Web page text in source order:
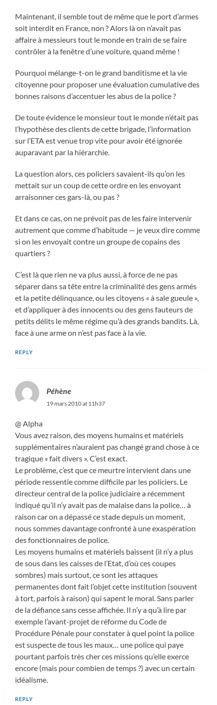
Maintenant, il semble tout de même que le port d’armes
soit interdit en France, non ? Alors là on n’avait pas
affaire à messieurs tout le monde en train de se faire
contrôler à la fenêtre d’une voiture, quand même !
Pourquoi mélange-t-on le grand banditisme et la vie
citoyenne pour proposer une évaluation cumulative des
bonnes raisons d’accentuer les abus de la police ?
De toute évidence le monsieur tout le monde n’était pas
l’hypothèse des clients de cette brigade, l’information
sur l’ETA est venue trop vite pour avoir été ignorée
auparavant par la hiérarchie.
La question alors, ces policiers savaient-ils qu’on les
mettait sur un coup de cette ordre en les envoyant
arraisonner ces gars-là, ou pas ?
Et dans ce cas, on ne prévoit pas de les faire intervenir
autrement que comme d’habitude — je veux dire comme
si on les envoyait contre un groupe de copains des
quartiers ?
C’est là que rien ne va plus aussi, à force de ne pas
séparer dans sa tête entre la criminalité des gens armés
et la petite délinquance, ou les citoyens « à sale gueule »,
et d’appliquer à des innocents ou des gens fauteurs de
petits délits le même régime qu’à des grands bandits. Là,
face à une arme on n’est pas face à la vie.
REPLY
Péhène
19 mars 2010 at 11h37
@ Alpha
Vous avez raison, des moyens humains et matériels
supplémentaires n’auraient pas changé grand chose à ce
tragique « fait divers ». C’est exact.
Le problème, c’est que ce meurtre intervient dans une
période ressentie comme difficile par les policiers. Le
directeur central de la police judiciaire a récemment
indiqué qu’il n’y avait pas de malaise dans la police… à
raison car on a dépassé ce stade depuis un moment,
nous sommes davantage confronté à une exaspération
des fonctionnaires de police.
Les moyens humains et matériels baissent (il n’y a plus
de sous dans les caisses de l’Etat, d’où ces coupes
sombres) mais surtout, ce sont les attaques
permanentes dont fait l’objet cette institution (souvent
à tort, parfois à raison) qui sapent le moral. Sans parler
de la défiance sans cesse affichée. Il n’y a qu’à lire par
exemple l’avant-projet de réforme du Code de
Procédure Pénale pour constater à quel point la police
est suspecte de tous les maux… une police qui paye
pourtant parfois très cher ces missions qu’elle exerce
encore (mais pour combien de temps ?) avec un certain
idéalisme.
REPLY